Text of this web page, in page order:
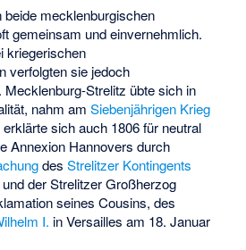
beide mecklenburgischen
gemeinsam und einvernehmlich.
kriegerischen
verfolgten sie jedoch
Mecklenburg-Strelitz übte sich in
nahm amSiebenjährigen Krieg
sich auch 1806 für neutral
Annexion Hannovers durch
desStrelitzer Kontingents
der Strelitzer Großherzog
seines Cousins, des
I. in Versailles am 18. Januar